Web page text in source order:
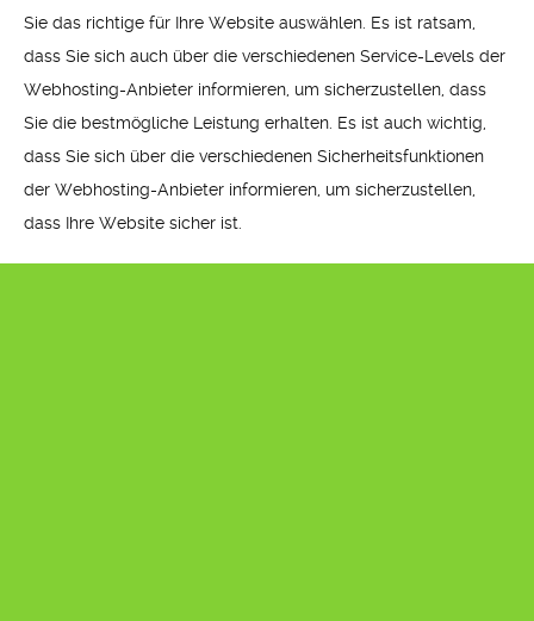
Sie das richtige für Ihre Website auswählen. Es ist ratsam,
dass Sie sich auch über die verschiedenen Service-Levels der
Webhosting-Anbieter informieren, um sicherzustellen, dass
Sie die bestmögliche Leistung erhalten. Es ist auch wichtig,
dass Sie sich über die verschiedenen Sicherheitsfunktionen
der Webhosting-Anbieter informieren, um sicherzustellen,
dass Ihre Website sicher ist.